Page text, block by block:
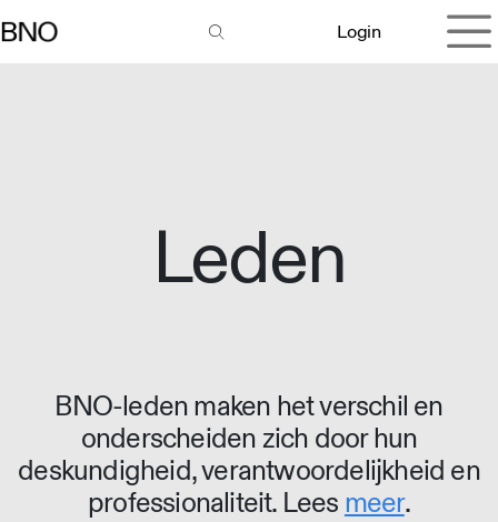
Login
Leden
BNO-leden maken het verschil en
onderscheiden zich door hun
deskundigheid, verantwoordelijkheid en
professionaliteit. Lees meer.